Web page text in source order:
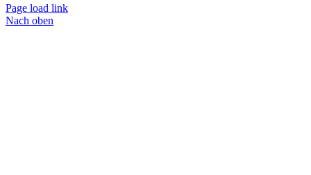
Page load link
Nach oben